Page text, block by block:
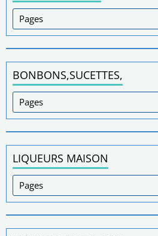
BONBONS,SUCETTES,
LIQUEURS MAISON